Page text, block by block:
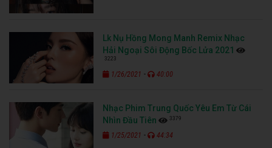
Lk Nụ Hồng Mong Manh Remix Nhạc
Hải Ngoại Sôi Động Bốc Lửa 2021
3223
1/26/2021 - 40:00
Nhạc Phim Trung Quốc Yêu Em Từ Cái
Nhìn Đầu Tiên
3379
1/25/2021 - 44:34